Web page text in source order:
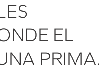
EL
PRIMA.